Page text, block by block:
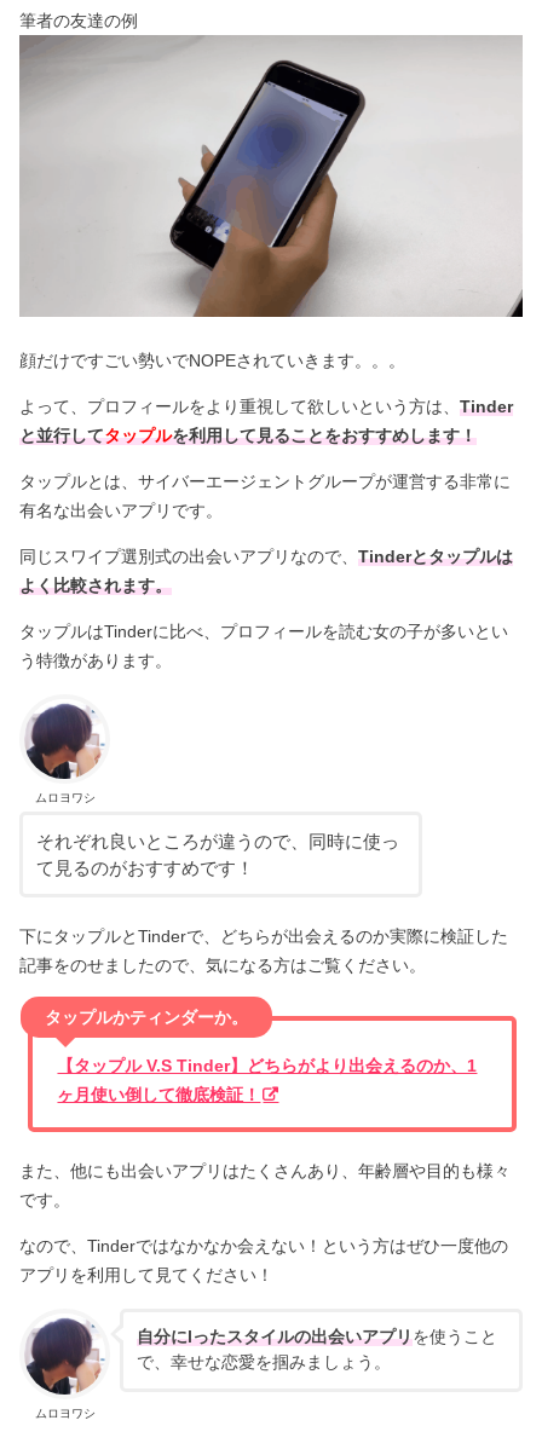
筆者の友達の例
顔だけですごい勢いでNOPEされていきます。。。
よって、プロフィールをより重視して欲しいという方は、Tinder
と並行してタップルを利用して見ることをおすすめします！
タップルとは、サイバーエージェントグループが運営する非常に
有名な出会いアプリです。
同じスワイプ選別式の出会いアプリなので、Tinderとタップルは
よく比較されます。
タップルはTinderに比べ、プロフィールを読む女の子が多いとい
う特徴があります。
ムロヨワシ
それぞれ良いところが違うので、同時に使っ
て見るのがおすすめです！
下にタップルとTinderで、どちらが出会えるのか実際に検証した
記事をのせましたので、気になる方はご覧ください。
タップルかティンダーか。
【タップル V.S Tinder】どちらがより出会えるのか、1
ヶ月使い倒して徹底検証！
また、他にも出会いアプリはたくさんあり、年齢層や目的も様々
です。
なので、Tinderではなかなか会えない！という方はぜひ一度他の
アプリを利用して見てください！
ムロヨワシ
自分にlったスタイルの出会いアプリを使うこと
で、幸せな恋愛を掴みましょう。